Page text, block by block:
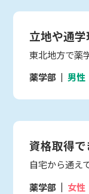
立地や通
東北地方で薬
薬学部
男性
資格取得で
自宅から通え
薬学部
女性